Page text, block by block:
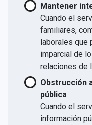
Mantener
Cuando el
familiares,
laborales que
imparcial de
relaciones de
Obstrucción
pública
Cuando el
información